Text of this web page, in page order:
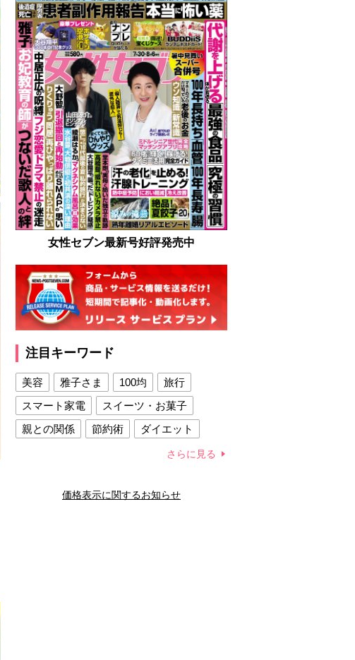
女性セブン最新号好評発売中
注目キーワード
美容 雅子さま 100均
旅行
スマート家電
スイーツ・お菓子
親との関係
節約術
ダイエット
夫との関係
新津春子 どか食い
さらに見る
価格表示に関するお知らせ